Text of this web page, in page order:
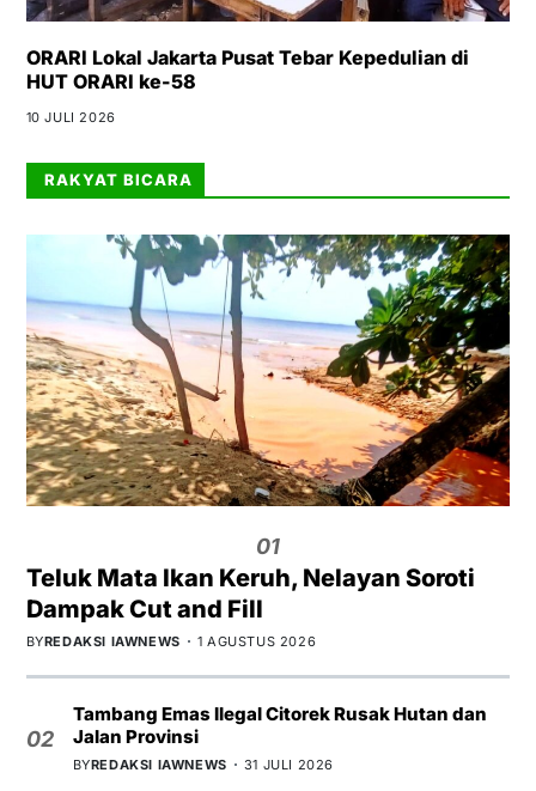
ORARI Lokal Jakarta Pusat Tebar Kepedulian di
HUT ORARI ke-58
10 JULI 2026
RAKYAT BICARA
01
Teluk Mata Ikan Keruh, Nelayan Soroti
Dampak Cut and Fill
BYREDAKSI IAWNEWS 1 AGUSTUS 2026
02
Tambang Emas Ilegal Citorek Rusak Hutan dan
Jalan Provinsi
BYREDAKSI IAWNEWS 31 JULI 2026